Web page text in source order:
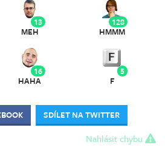
13
MEH
128
HMMM
16
HAHA
5
F
SDÍLET NA TWITTER
Nahlásit chybu